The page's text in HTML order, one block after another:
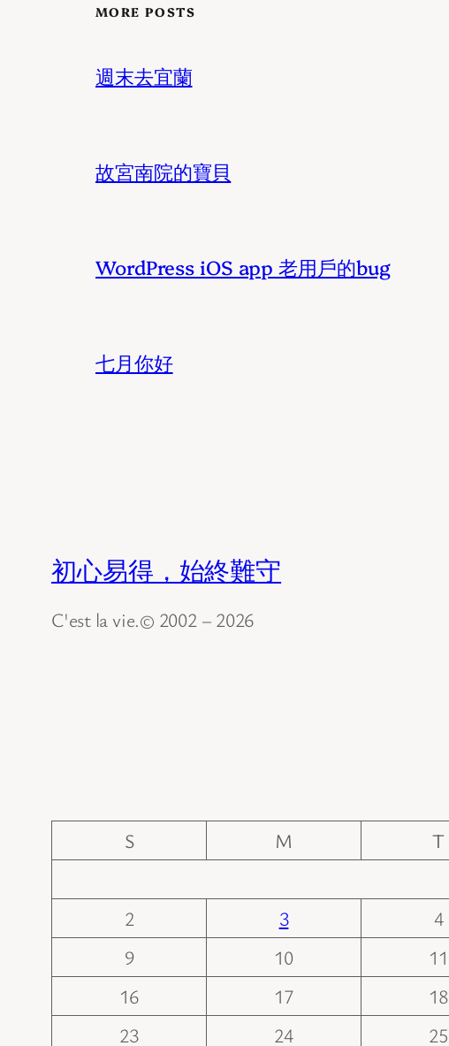
MORE POSTS
週末去宜蘭
故宮南院的寶貝
WordPress iOS app 老用戶的bug
七月你好
初心易得，始終難守
C'est la vie.© 2002 – 2026
S
M T
2
3 4
9
10 11
16
17 18
23
24 25